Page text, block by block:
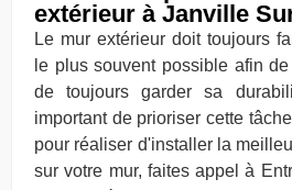
extérieur à Janville
Le mur extérieur doit toujours
le plus souvent possible afin
de toujours garder sa
important de prioriser cette
pour réaliser d'installer la
sur votre mur, faites appel à